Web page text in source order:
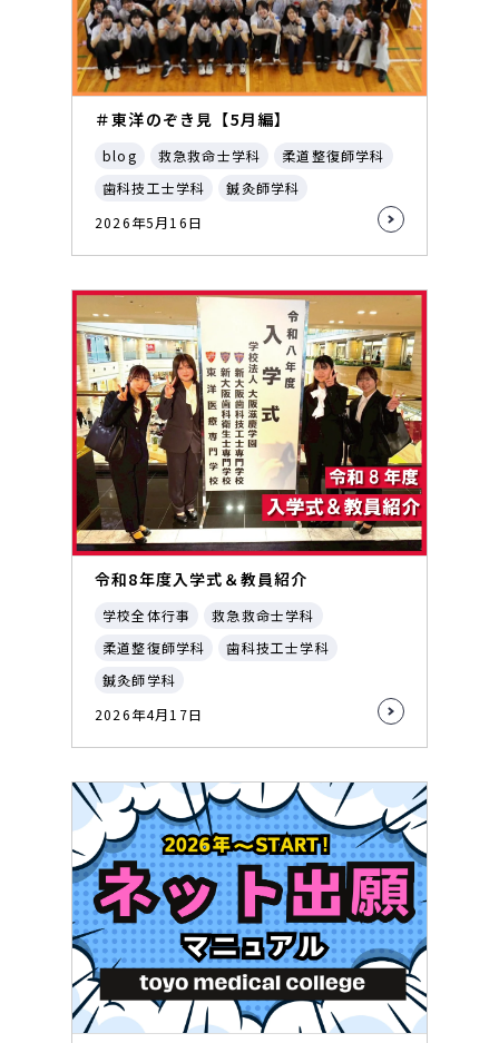
＃東洋のぞき見【5月編】
blog 救急救命士学科
柔道整復師学科
歯科技工士学科
鍼灸師学科
2026年5月16日
令和8年度入学式＆教員紹介
学校全体行事
救急救命士学科
柔道整復師学科
歯科技工士学科
鍼灸師学科
2026年4月17日